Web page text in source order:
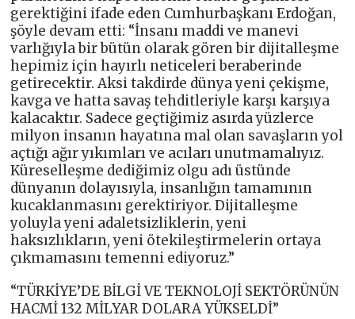
gerektiğini ifade eden Cumhurbaşkanı Erdoğan,
şöyle devam etti: “İnsanı maddi ve manevi
varlığıyla bir bütün olarak gören bir dijitalleşme
hepimiz için hayırlı neticeleri beraberinde
getirecektir. Aksi takdirde dünya yeni çekişme,
kavga ve hatta savaş tehditleriyle karşı karşıya
kalacaktır. Sadece geçtiğimiz asırda yüzlerce
milyon insanın hayatına mal olan savaşların yol
açtığı ağır yıkımları ve acıları unutmamalıyız.
Küreselleşme dediğimiz olgu adı üstünde
dünyanın dolayısıyla, insanlığın tamamının
kucaklanmasını gerektiriyor. Dijitalleşme
yoluyla yeni adaletsizliklerin, yeni
haksızlıkların, yeni ötekileştirmelerin ortaya
çıkmamasını temenni ediyoruz.”
“TÜRKİYE’DE BİLGİ VE TEKNOLOJİ SEKTÖRÜNÜN
HACMİ 132 MİLYAR DOLARA YÜKSELDİ”